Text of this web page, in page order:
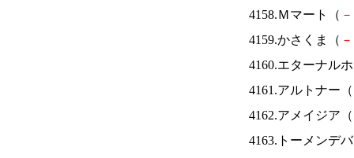
4158.Ｍマート（ －
4159.かさくま（ －
4160.エターナル
4161.アルトナー（
4162.アメイジア（
4163.トーメンデ